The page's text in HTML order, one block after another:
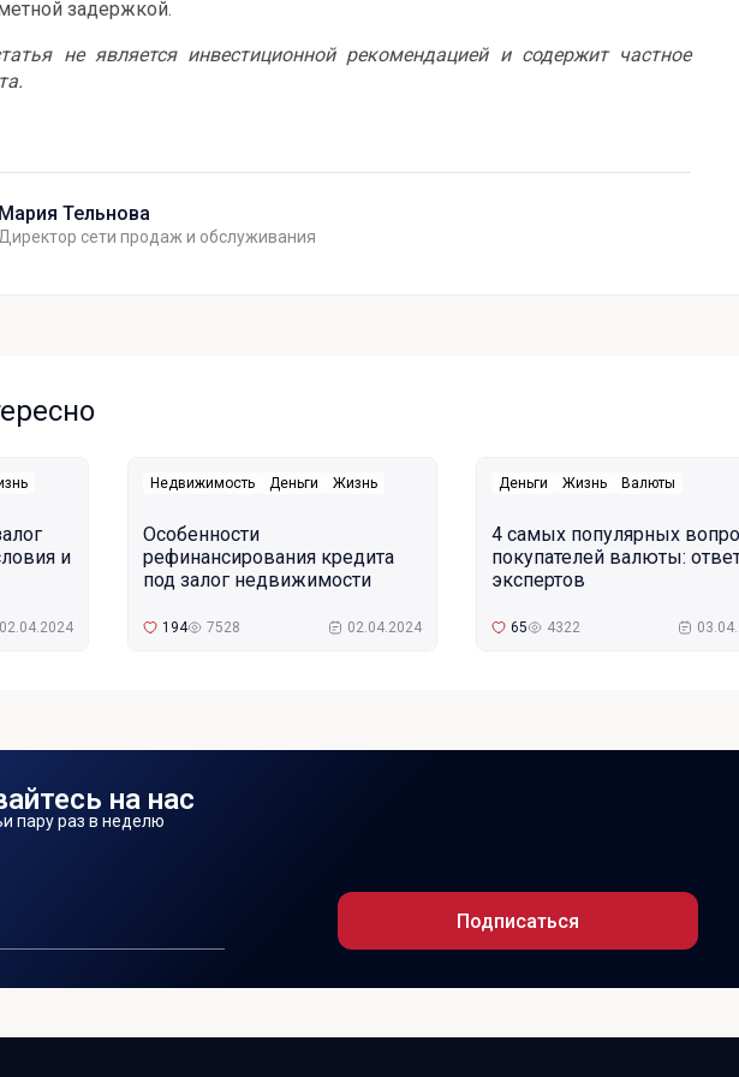
задержкой.
не является инвестиционной рекомендацией и содержит частное
Мария Тельнова
Директор сети продаж и обслуживания
и
02.04.2024
Недвижимость Деньги Жизнь
Особенности
рефинансирования кредита
под залог недвижимости
194 7528 02.04.2024
Деньги Жизнь Валюты
4 самых популярных
покупателей валюты:
экспертов
65 4322
на нас
пару раз в неделю
Подписаться